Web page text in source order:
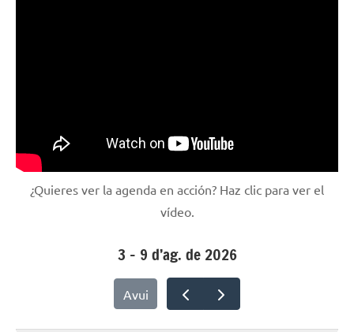
¿Quieres ver la agenda en acción? Haz clic para ver el
vídeo.
3 – 9 d’ag. de 2026
Avui